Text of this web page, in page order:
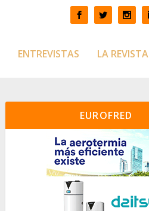
ENTREVISTAS LA REVISTA
EUROFRED